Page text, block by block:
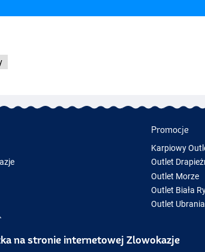
niedostępny w magazynie
Promocje
Karpiowy
Outlet
Outlet Morze
Outlet Biała
Outlet Ubrania
na stronie internetowej Zlowokazje